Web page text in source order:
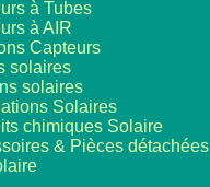
à Tubes
à AIR
Capteurs
solaires
solaires
Solaires
chimiques Solaire
& Pièces détachées